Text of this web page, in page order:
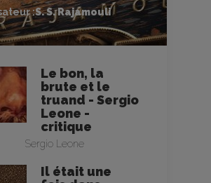
:S. S. Rajamouli
Le bon, la
brute et le
truand - Sergio
Leone -
critique
Sergio Leone
Il était une